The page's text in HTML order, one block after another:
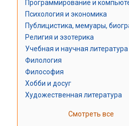
Программирование и
Психология и экономика
Публицистика, мемуары,
Религия и эзотерика
Учебная и научная литература
Филология
Философия
Хобби и досуг
Художественная литература
Смотреть все